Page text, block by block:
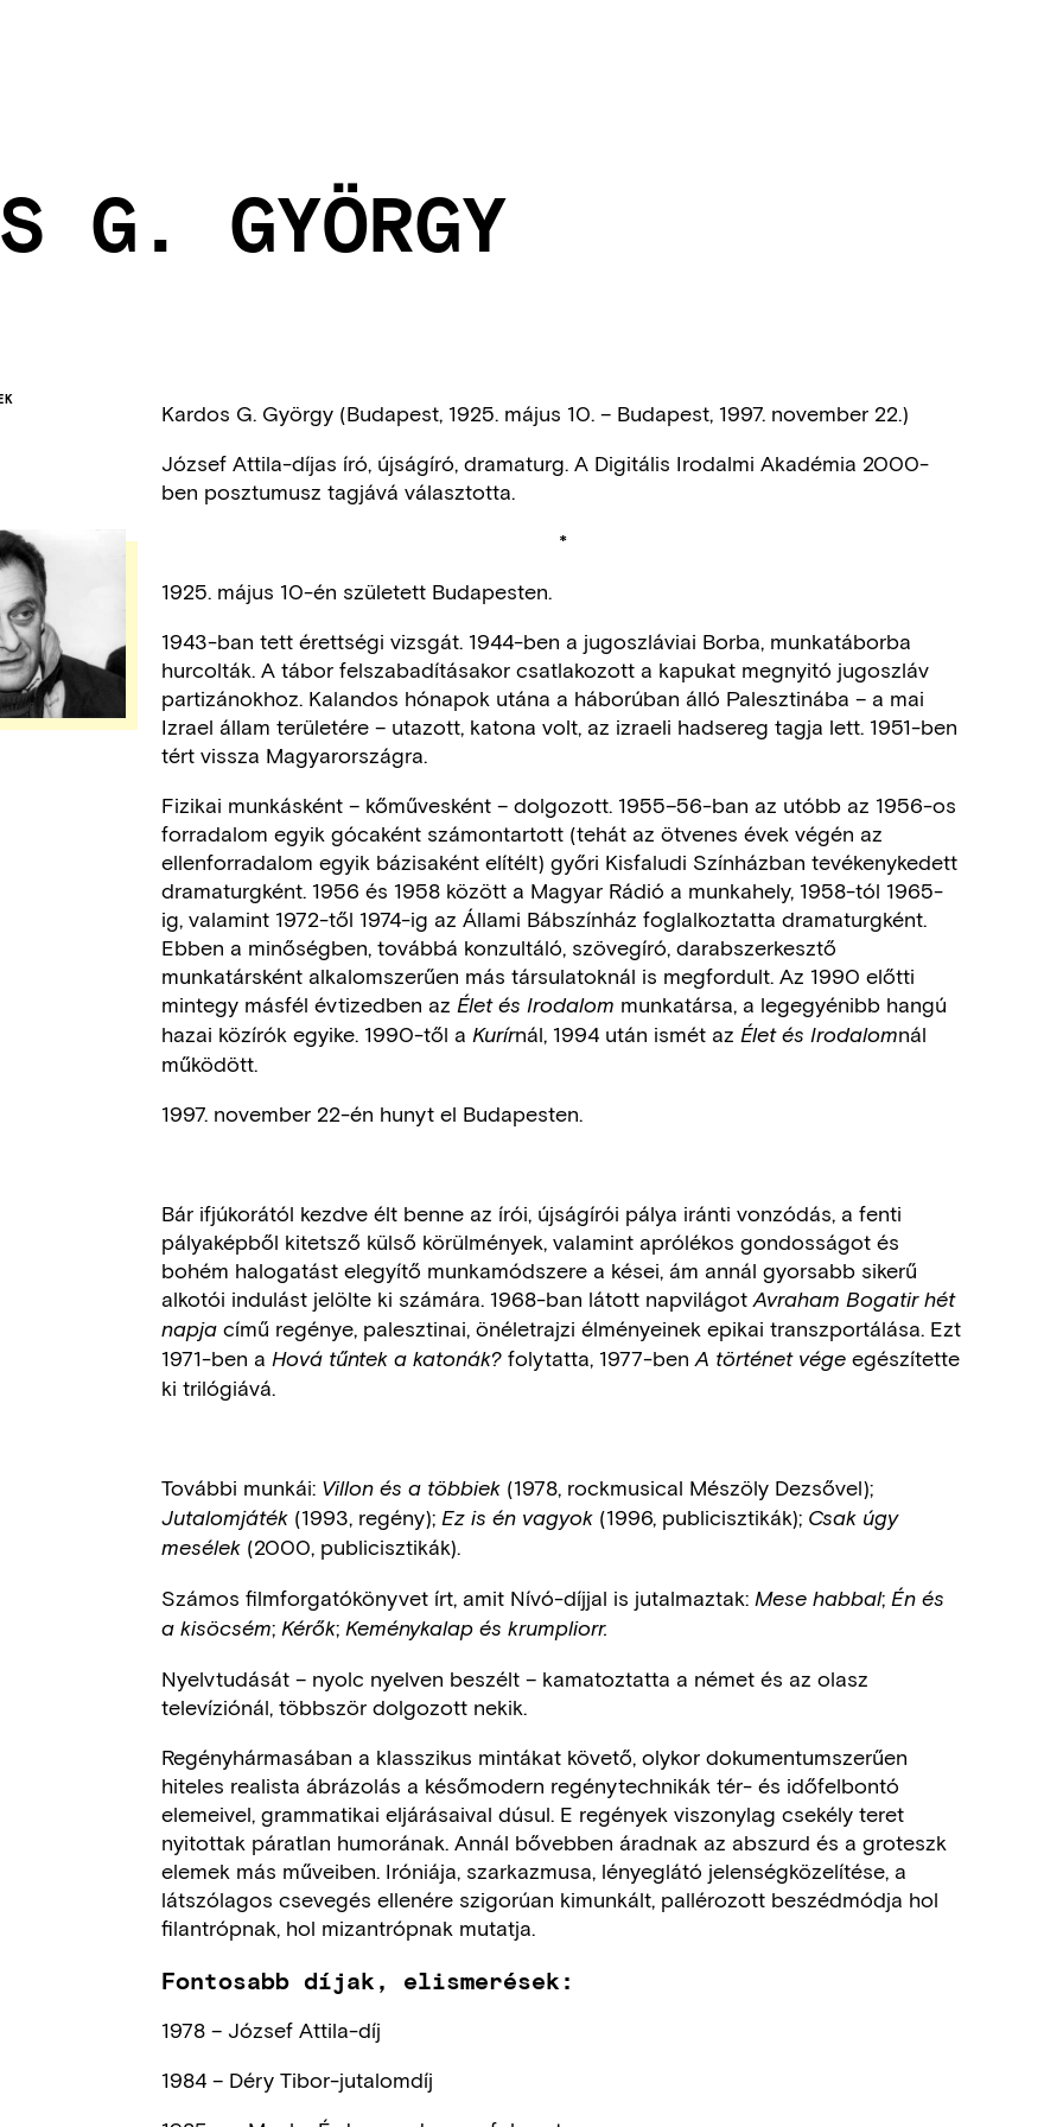
G. GYÖRGY
Kardos G. György (Budapest, 1925. május 10. – Budapest, 1997. november 22.)
József Attila-díjas író, újságíró, dramaturg. A Digitális Irodalmi Akadémia 2000-
ben posztumusz tagjává választotta.
*
1925. május 10-én született Budapesten.
1943-ban tett érettségi vizsgát. 1944-ben a jugoszláviai Borba, munkatáborba
hurcolták. A tábor felszabadításakor csatlakozott a kapukat megnyitó jugoszláv
partizánokhoz. Kalandos hónapok utána a háborúban álló Palesztinába – a mai
Izrael állam területére – utazott, katona volt, az izraeli hadsereg tagja lett. 1951-ben
tért vissza Magyarországra.
Fizikai munkásként – kőművesként – dolgozott. 1955–56-ban az utóbb az 1956-os
forradalom egyik gócaként számontartott (tehát az ötvenes évek végén az
ellenforradalom egyik bázisaként elítélt) győri Kisfaludi Színházban tevékenykedett
dramaturgként. 1956 és 1958 között a Magyar Rádió a munkahely, 1958-tól 1965-
ig, valamint 1972-től 1974-ig az Állami Bábszínház foglalkoztatta dramaturgként.
Ebben a minőségben, továbbá konzultáló, szövegíró, darabszerkesztő
munkatársként alkalomszerűen más társulatoknál is megfordult. Az 1990 előtti
mintegy másfél évtizedben az Élet és Irodalom munkatársa, a legegyénibb hangú
hazai közírók egyike. 1990-től a Kurírnál, 1994 után ismét az Élet és Irodalomnál
működött.
1997. november 22-én hunyt el Budapesten.
Bár ifjúkorától kezdve élt benne az írói, újságírói pálya iránti vonzódás, a fenti
pályaképből kitetsző külső körülmények, valamint aprólékos gondosságot és
bohém halogatást elegyítő munkamódszere a kései, ám annál gyorsabb sikerű
alkotói indulást jelölte ki számára. 1968-ban látott napvilágotAvraham Bogatir hét
napja című regénye, palesztinai, önéletrajzi élményeinek epikai transzportálása. Ezt
1971-ben a Hová tűntek a katonák? folytatta, 1977-benA történet vége egészítette
ki trilógiává.
További munkái: Villon és a többiek (1978, rockmusical Mészöly Dezsővel);
Jutalomjáték (1993, regény); Ez is én vagyok (1996, publicisztikák); Csak úgy
mesélek (2000, publicisztikák).
Számos filmforgatókönyvet írt, amit Nívó-díjjal is jutalmaztak: Mese habbal; Én és
a kisöcsém; Kérők; Keménykalap és krumpliorr.
Nyelvtudását – nyolc nyelven beszélt – kamatoztatta a német és az olasz
televíziónál, többször dolgozott nekik.
Regényhármasában a klasszikus mintákat követő, olykor dokumentumszerűen
hiteles realista ábrázolás a későmodern regénytechnikák tér- és időfelbontó
elemeivel, grammatikai eljárásaival dúsul. E regények viszonylag csekély teret
nyitottak páratlan humorának. Annál bővebben áradnak az abszurd és a groteszk
elemek más műveiben. Iróniája, szarkazmusa, lényeglátó jelenségközelítése, a
látszólagos csevegés ellenére szigorúan kimunkált, pallérozott beszédmódja hol
filantrópnak, hol mizantrópnak mutatja.
Fontosabb díjak, elismerések:
1978 – József Attila-díj
1984 – Déry Tibor-jutalomdíj